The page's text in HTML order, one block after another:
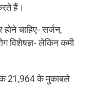
हैं।
चाहिए- सर्जन,
विशेषज्ञ- लेकिन कमी
21,964 के मुकाबले